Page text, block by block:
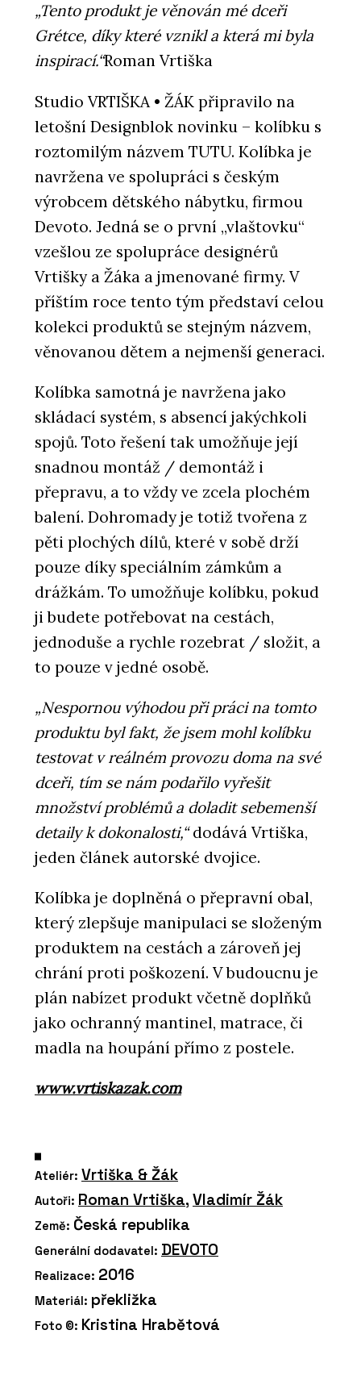
„Tento produkt je věnován mé dceři
Grétce, díky které vznikl a která mi byla
inspirací.“Roman Vrtiška
Studio VRTIŠKA • ŽÁK připravilo na
letošní Designblok novinku – kolíbku s
roztomilým názvem TUTU. Kolíbka je
navržena ve spolupráci s českým
výrobcem dětského nábytku, firmou
Devoto. Jedná se o první „vlaštovku“
vzešlou ze spolupráce designérů
Vrtišky a Žáka a jmenované firmy. V
příštím roce tento tým představí celou
kolekci produktů se stejným názvem,
věnovanou dětem a nejmenší generaci.
Kolíbka samotná je navržena jako
skládací systém, s absencí jakýchkoli
spojů. Toto řešení tak umožňuje její
snadnou montáž / demontáž i
přepravu, a to vždy ve zcela plochém
balení. Dohromady je totiž tvořena z
pěti plochých dílů, které v sobě drží
pouze díky speciálním zámkům a
drážkám. To umožňuje kolíbku, pokud
ji budete potřebovat na cestách,
jednoduše a rychle rozebrat / složit, a
to pouze v jedné osobě.
„Nespornou výhodou při práci na tomto
produktu byl fakt, že jsem mohl kolíbku
testovat v reálném provozu doma na své
dceři, tím se nám podařilo vyřešit
množství problémů a doladit sebemenší
detaily k dokonalosti,“dodává Vrtiška,
jeden článek autorské dvojice.
Kolíbka je doplněná o přepravní obal,
který zlepšuje manipulaci se složeným
produktem na cestách a zároveň jej
chrání proti poškození. V budoucnu je
plán nabízet produkt včetně doplňků
jako ochranný mantinel, matrace, či
madla na houpání přímo z postele.
www.vrtiskazak.com
Ateliér: Vrtiška & Žák
Autoři: Roman Vrtiška, Vladimír Žák
Země: Česká republika
Generální dodavatel: DEVOTO
Realizace: 2016
Materiál: překližka
Foto ©: Kristina Hrabětová